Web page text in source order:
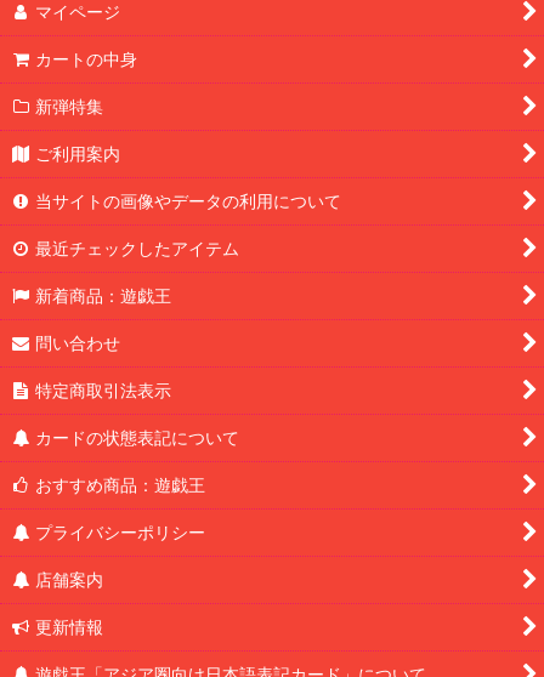
マイページ
カートの中身
新弾特集
ご利用案内
当サイトの画像やデータの利用について
最近チェックしたアイテム
新着商品：遊戯王
問い合わせ
特定商取引法表示
カードの状態表記について
おすすめ商品：遊戯王
プライバシーポリシー
店舗案内
更新情報